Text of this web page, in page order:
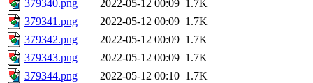
379340.png
2022-05-12 00:09 1.7K
379341.png
2022-05-12 00:09 1.7K
379342.png
2022-05-12 00:09 1.7K
379343.png
2022-05-12 00:09 1.7K
379344.png
2022-05-12 00:10 1.7K